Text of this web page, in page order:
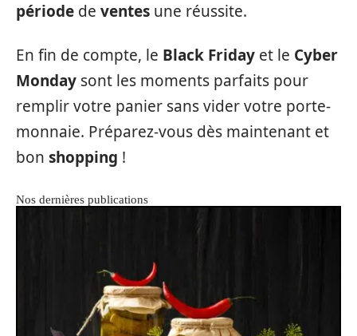
période de ventes une réussite.
En fin de compte, le Black Friday et le Cyber
Monday sont les moments parfaits pour
remplir votre panier sans vider votre porte-
monnaie. Préparez-vous dès maintenant et
bon shopping !
Nos dernières publications